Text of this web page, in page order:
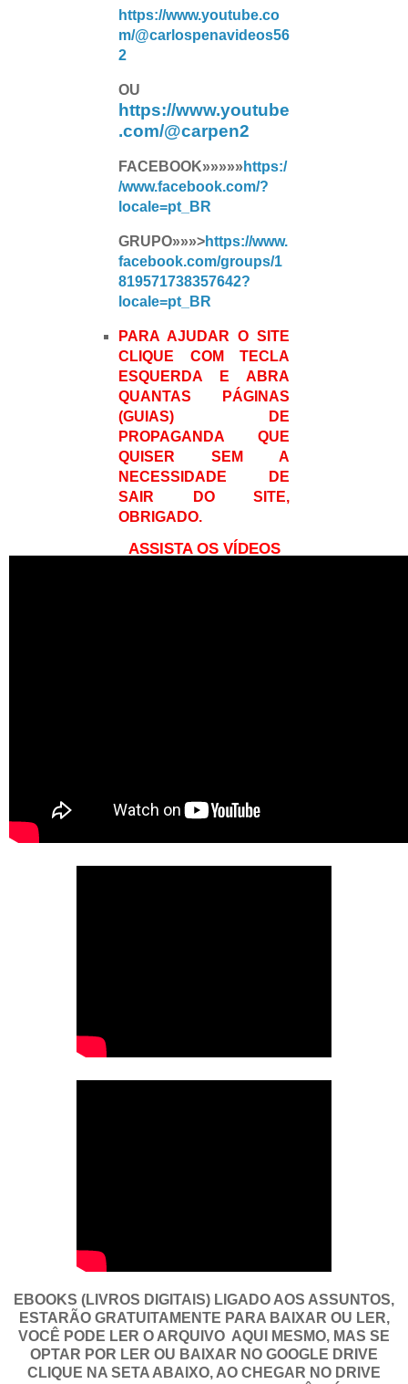
https://www.youtube.co
m/@carlospenavideos56
2
OU
https://www.youtube
.com/@carpen2
FACEBOOK»»»»»https:/
/www.facebook.com/?
locale=pt_BR
GRUPO»»»>https://www.
facebook.com/groups/1
819571738357642?
locale=pt_BR
PARA AJUDAR O SITE
CLIQUE COM TECLA
ESQUERDA E ABRA
QUANTAS PÁGINAS
(GUIAS) DE
PROPAGANDA QUE
QUISER SEM A
NECESSIDADE DE
SAIR DO SITE,
OBRIGADO.
ASSISTA OS VÍDEOS
EBOOKS (LIVROS DIGITAIS) LIGADO AOS ASSUNTOS,
ESTARÃO GRATUITAMENTE PARA BAIXAR OU LER,
VOCÊ PODE LER O ARQUIVO AQUI MESMO, MAS SE
OPTAR POR LER OU BAIXAR NO GOOGLE DRIVE
CLIQUE NA SETA ABAIXO, AO CHEGAR NO DRIVE